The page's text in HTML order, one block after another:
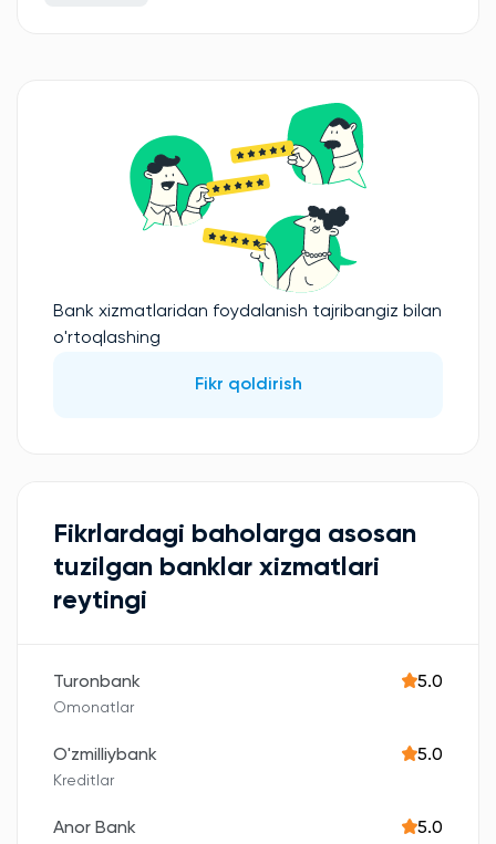
Bank xizmatlaridan foydalanish tajribangiz bilan
o'rtoqlashing
Fikr qoldirish
Fikrlardagi baholarga asosan
tuzilgan banklar xizmatlari
reytingi
Turonbank 5.0
Omonatlar
O'zmilliybank 5.0
Kreditlar
Anor Bank 5.0